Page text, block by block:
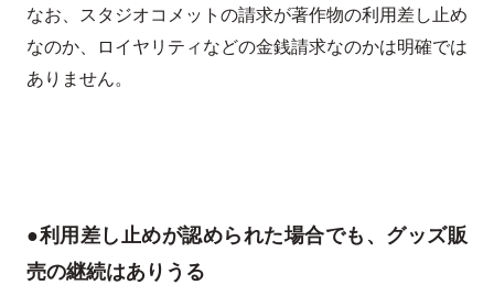
なお、スタジオコメットの請求が著作物の利用差し止め
なのか、ロイヤリティなどの金銭請求なのかは明確では
ありません。
●利用差し止めが認められた場合でも、グッズ販
売の継続はありうる